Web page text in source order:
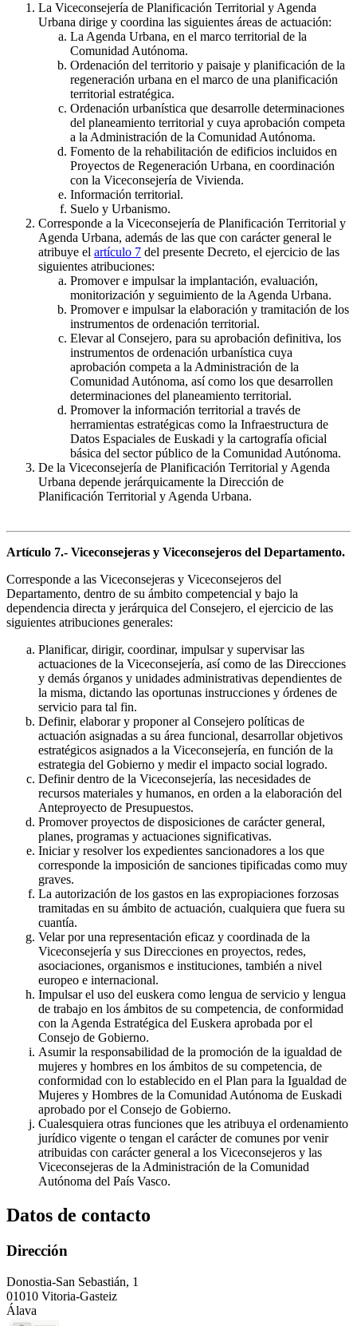
La Viceconsejería de Planificación Territorial y Agenda
Urbana dirige y coordina las siguientes áreas de actuación:
La Agenda Urbana, en el marco territorial de la
Comunidad Autónoma.
Ordenación del territorio y paisaje y planificación de la
regeneración urbana en el marco de una planificación
territorial estratégica.
Ordenación urbanística que desarrolle determinaciones
del planeamiento territorial y cuya aprobación competa
a la Administración de la Comunidad Autónoma.
Fomento de la rehabilitación de edificios incluidos en
Proyectos de Regeneración Urbana, en coordinación
con la Viceconsejería de Vivienda.
Información territorial.
Suelo y Urbanismo.
Corresponde a la Viceconsejería de Planificación Territorial y
Agenda Urbana, además de las que con carácter general le
atribuye el artículo 7 del presente Decreto, el ejercicio de las
siguientes atribuciones:
Promover e impulsar la implantación, evaluación,
monitorización y seguimiento de la Agenda Urbana.
Promover e impulsar la elaboración y tramitación de los
instrumentos de ordenación territorial.
Elevar al Consejero, para su aprobación definitiva, los
instrumentos de ordenación urbanística cuya
aprobación competa a la Administración de la
Comunidad Autónoma, así como los que desarrollen
determinaciones del planeamiento territorial.
Promover la información territorial a través de
herramientas estratégicas como la Infraestructura de
Datos Espaciales de Euskadi y la cartografía oficial
básica del sector público de la Comunidad Autónoma.
De la Viceconsejería de Planificación Territorial y Agenda
Urbana depende jerárquicamente la Dirección de
Planificación Territorial y Agenda Urbana.
Artículo 7.- Viceconsejeras y Viceconsejeros del Departamento.
Corresponde a las Viceconsejeras y Viceconsejeros del
Departamento, dentro de su ámbito competencial y bajo la
dependencia directa y jerárquica del Consejero, el ejercicio de las
siguientes atribuciones generales:
Planificar, dirigir, coordinar, impulsar y supervisar las
actuaciones de la Viceconsejería, así como de las Direcciones
y demás órganos y unidades administrativas dependientes de
la misma, dictando las oportunas instrucciones y órdenes de
servicio para tal fin.
Definir, elaborar y proponer al Consejero políticas de
actuación asignadas a su área funcional, desarrollar objetivos
estratégicos asignados a la Viceconsejería, en función de la
estrategia del Gobierno y medir el impacto social logrado.
Definir dentro de la Viceconsejería, las necesidades de
recursos materiales y humanos, en orden a la elaboración del
Anteproyecto de Presupuestos.
Promover proyectos de disposiciones de carácter general,
planes, programas y actuaciones significativas.
Iniciar y resolver los expedientes sancionadores a los que
corresponde la imposición de sanciones tipificadas como muy
graves.
La autorización de los gastos en las expropiaciones forzosas
tramitadas en su ámbito de actuación, cualquiera que fuera su
cuantía.
Velar por una representación eficaz y coordinada de la
Viceconsejería y sus Direcciones en proyectos, redes,
asociaciones, organismos e instituciones, también a nivel
europeo e internacional.
Impulsar el uso del euskera como lengua de servicio y lengua
de trabajo en los ámbitos de su competencia, de conformidad
con la Agenda Estratégica del Euskera aprobada por el
Consejo de Gobierno.
Asumir la responsabilidad de la promoción de la igualdad de
mujeres y hombres en los ámbitos de su competencia, de
conformidad con lo establecido en el Plan para la Igualdad de
Mujeres y Hombres de la Comunidad Autónoma de Euskadi
aprobado por el Consejo de Gobierno.
Cualesquiera otras funciones que les atribuya el ordenamiento
jurídico vigente o tengan el carácter de comunes por venir
atribuidas con carácter general a los Viceconsejeros y las
Viceconsejeras de la Administración de la Comunidad
Autónoma del País Vasco.
Datos de contacto
Dirección
Donostia-San Sebastián, 1
01010 Vitoria-Gasteiz
Álava